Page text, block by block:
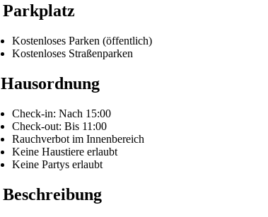
Parkplatz
Kostenloses Parken (öffentlich)
Kostenloses Straßenparken
Hausordnung
Check-in: Nach 15:00
Check-out: Bis 11:00
Rauchverbot im Innenbereich
Keine Haustiere erlaubt
Keine Partys erlaubt
Beschreibung